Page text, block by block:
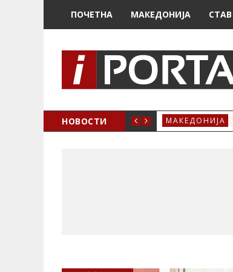
ПОЧЕТНА МАКЕДОНИЈА СТАВ
НОВОСТИ
ЖЕНСКО ЗДРАВЈЕ ВО КРИВА ПАЛАНКА МАКЕДОНИЈА